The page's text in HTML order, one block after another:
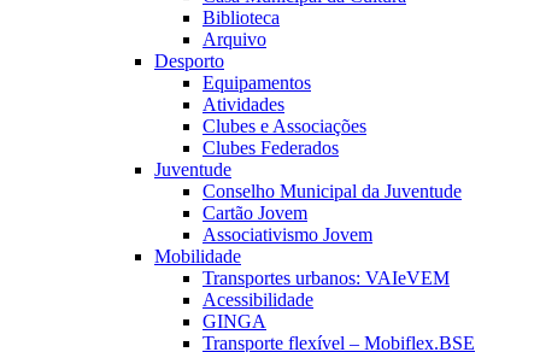
Biblioteca
Arquivo
Desporto
Equipamentos
Atividades
Clubes e Associações
Clubes Federados
Juventude
Conselho Municipal da Juventude
Cartão Jovem
Associativismo Jovem
Mobilidade
Transportes urbanos: VAIeVEM
Acessibilidade
GINGA
Transporte flexível – Mobiflex.BSE